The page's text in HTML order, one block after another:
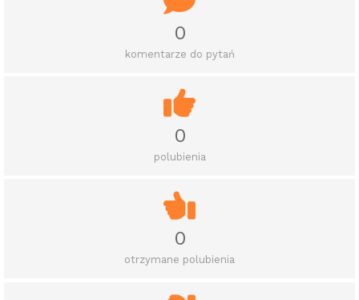
0
komentarze do pytań
0
polubienia
0
otrzymane polubienia